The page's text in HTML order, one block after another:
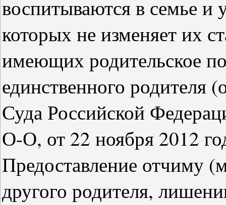
воспитываются в семье и
которых не изменяет их
имеющих родительское
единственного родителя
Суда Российской
О-О, от 22 ноября 2012
Предоставление отчиму
другого родителя,